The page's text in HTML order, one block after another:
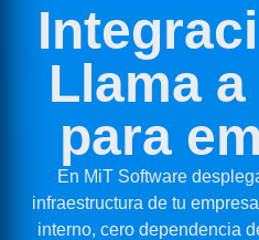
Llama
para
En MiT Software
infraestructura de tu
interno, cero dependencia